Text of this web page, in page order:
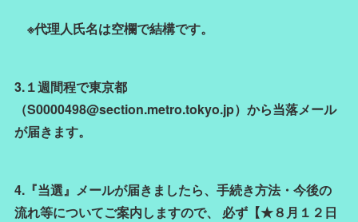
※代理人氏名は空欄で結構です。
3.１週間程で東京都
（S0000498@section.metro.tokyo.jp）から当落メール
が届きます。
4.『当選』メールが届きましたら、手続き方法・今後の
流れ等についてご案内しますので、 必ず【★８月１２日